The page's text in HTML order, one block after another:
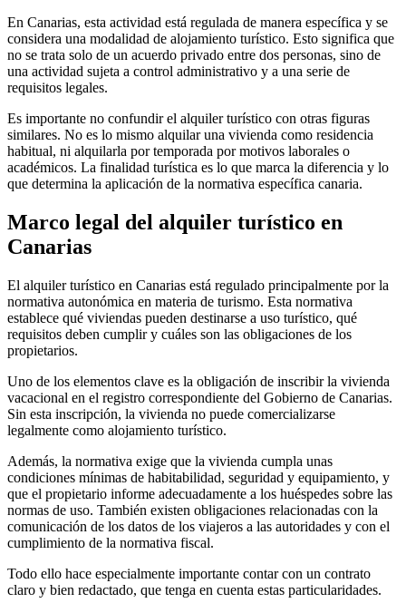
En Canarias, esta actividad está regulada de manera específica y se
considera una modalidad de alojamiento turístico. Esto significa que
no se trata solo de un acuerdo privado entre dos personas, sino de
una actividad sujeta a control administrativo y a una serie de
requisitos legales.
Es importante no confundir el alquiler turístico con otras figuras
similares. No es lo mismo alquilar una vivienda como residencia
habitual, ni alquilarla por temporada por motivos laborales o
académicos. La finalidad turística es lo que marca la diferencia y lo
que determina la aplicación de la normativa específica canaria.
Marco legal del alquiler turístico en
Canarias
El alquiler turístico en Canarias está regulado principalmente por la
normativa autonómica en materia de turismo. Esta normativa
establece qué viviendas pueden destinarse a uso turístico, qué
requisitos deben cumplir y cuáles son las obligaciones de los
propietarios.
Uno de los elementos clave es la obligación de inscribir la vivienda
vacacional en el registro correspondiente del Gobierno de Canarias.
Sin esta inscripción, la vivienda no puede comercializarse
legalmente como alojamiento turístico.
Además, la normativa exige que la vivienda cumpla unas
condiciones mínimas de habitabilidad, seguridad y equipamiento, y
que el propietario informe adecuadamente a los huéspedes sobre las
normas de uso. También existen obligaciones relacionadas con la
comunicación de los datos de los viajeros a las autoridades y con el
cumplimiento de la normativa fiscal.
Todo ello hace especialmente importante contar con un contrato
claro y bien redactado, que tenga en cuenta estas particularidades.